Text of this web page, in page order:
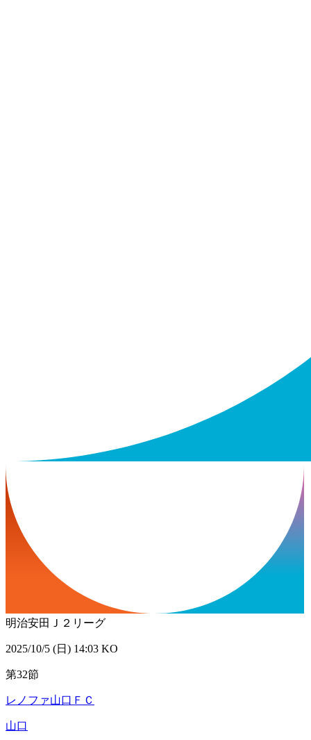
明治安田Ｊ２リーグ
2025/10/5 (日) 14:03 KO
第32節
レノファ山口ＦＣ
山口